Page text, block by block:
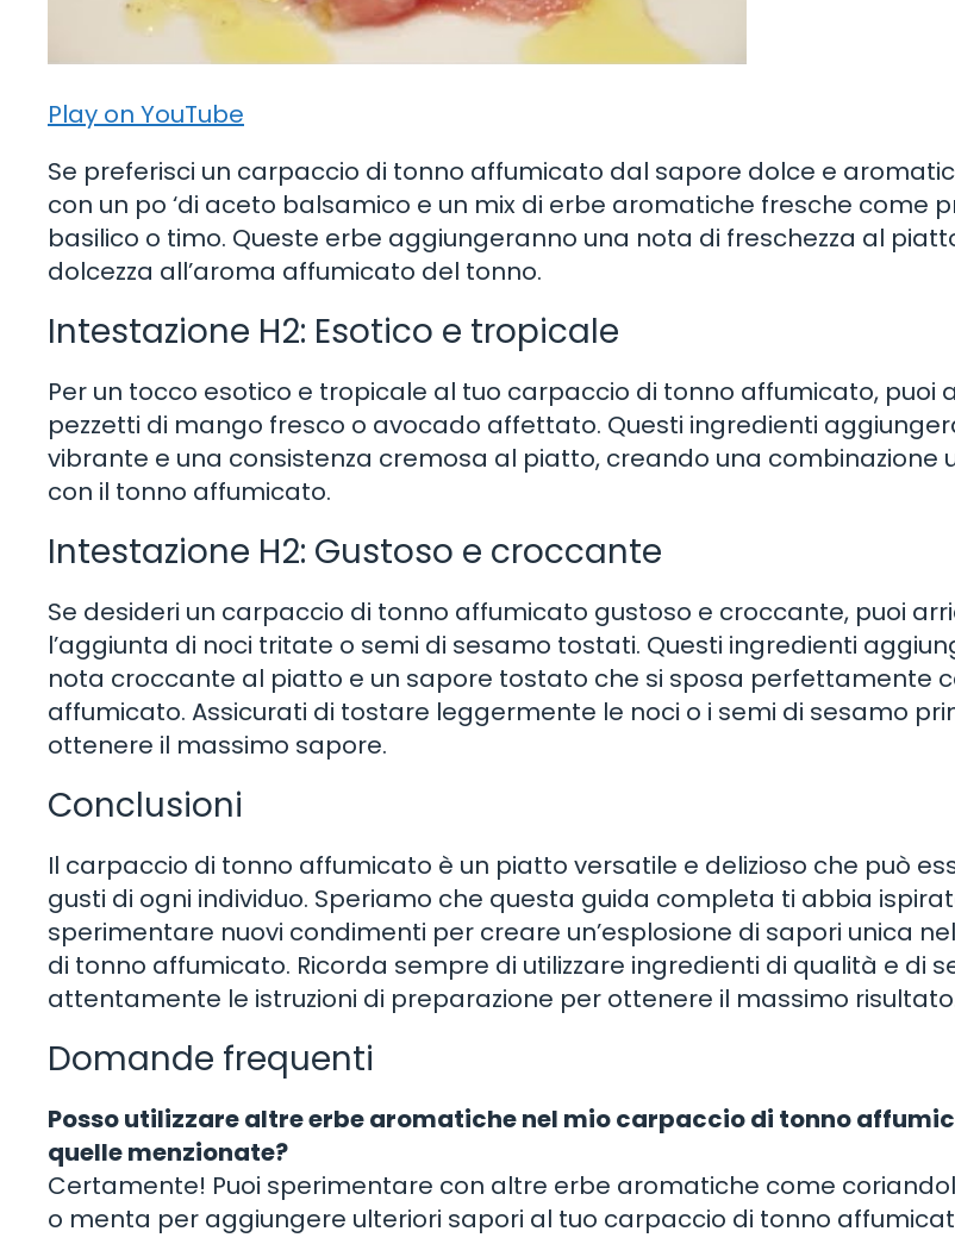
Play on YouTube
Se preferisci un carpaccio di tonno affumicato dal sapore dolce e
con un po ‘di aceto balsamico e un mix di erbe aromatiche fresche come
basilico o timo. Queste erbe aggiungeranno una nota di freschezza al
dolcezza all’aroma affumicato del tonno.
Intestazione H2: Esotico e tropicale
Per un tocco esotico e tropicale al tuo carpaccio di tonno affumicato, puoi
pezzetti di mango fresco o avocado affettato. Questi ingredienti
vibrante e una consistenza cremosa al piatto, creando una combinazione
con il tonno affumicato.
Intestazione H2: Gustoso e croccante
Se desideri un carpaccio di tonno affumicato gustoso e croccante, puoi
l’aggiunta di noci tritate o semi di sesamo tostati. Questi ingredienti
nota croccante al piatto e un sapore tostato che si sposa perfettamente
affumicato. Assicurati di tostare leggermente le noci o i semi di sesamo
ottenere il massimo sapore.
Conclusioni
Il carpaccio di tonno affumicato è un piatto versatile e delizioso che può
gusti di ogni individuo. Speriamo che questa guida completa ti abbia
sperimentare nuovi condimenti per creare un’esplosione di sapori unica
di tonno affumicato. Ricorda sempre di utilizzare ingredienti di qualità e di
attentamente le istruzioni di preparazione per ottenere il massimo
Domande frequenti
Posso utilizzare altre erbe aromatiche nel mio carpaccio di tonno
quelle menzionate?
Certamente! Puoi sperimentare con altre erbe aromatiche come
o menta per aggiungere ulteriori sapori al tuo carpaccio di tonno